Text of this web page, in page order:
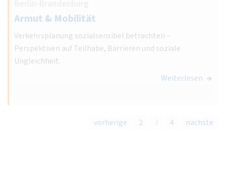
Armut & Mobilität
Verkehrsplanung sozialsensibel betrachten –
Perspektiven auf Teilhabe, Barrieren und soziale
Ungleichheit.
Weiterlesen
vorherige 2 3 4 nächste